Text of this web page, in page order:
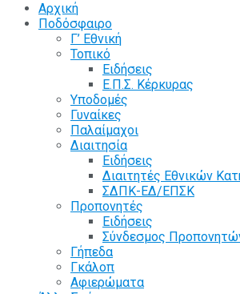
Αρχική
Ποδόσφαιρο
Γ’ Εθνική
Τοπικό
Ειδήσεις
Ε.Π.Σ. Κέρκυρας
Υποδομές
Γυναίκες
Παλαίμαχοι
Διαιτησία
Ειδήσεις
Διαιτητές Εθνικών
ΣΔΠΚ-ΕΔ/ΕΠΣΚ
Προπονητές
Ειδήσεις
Σύνδεσμος
Γήπεδα
Γκάλοπ
Αφιερώματα